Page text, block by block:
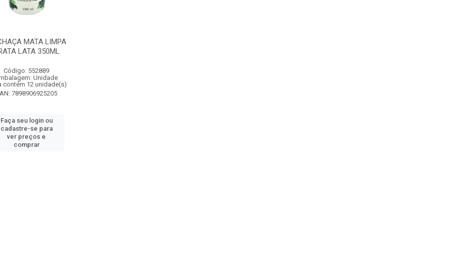
MATA LIMPA
LATA 350ML
Código: 552889
Unidade
contém 12 unidade(s)
7898906925205
Faça seu login ou
cadastre-se para
ver preços e
comprar